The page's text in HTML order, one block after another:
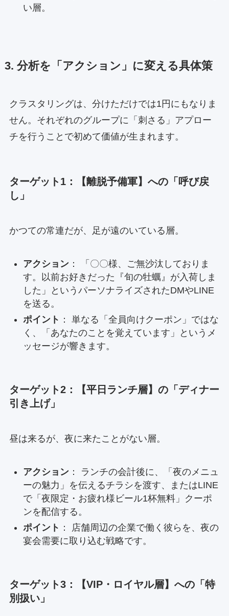
い層。
3. 分析を「アクション」に変える具体策
クラスタリングは、分けただけでは1円にもなりま
せん。それぞれのグループに「刺さる」アプロー
チを行うことで初めて価値が生まれます。
ターゲット1：【離脱予備軍】への「呼び戻
し」
かつての常連だが、足が遠のいている層。
アクション： 「〇〇様、ご無沙汰しておりま
す。以前お好きだった『旬の牡蠣』が入荷しま
した」というパーソナライズされたDMやLINE
を送る。
ポイント ： 単なる「全員向けクーポン」ではな
く、「あなたのことを覚えています」というメ
ッセージが響きます。
ターゲット2：【平日ランチ層】の「ディナー
引き上げ」
昼は来るが、夜に来たことがない層。
アクション： ランチの会計後に、「夜のメニュ
ーの魅力」を伝えるチラシを渡す、またはLINE
で「夜限定・お疲れ様ビール1杯無料」クーポ
ンを配信する。
ポイント ： 店舗周辺の企業で働く彼らを、夜の
宴会需要に取り込む戦略です。
ターゲット3：【VIP・ロイヤル層】への「特
別扱い」